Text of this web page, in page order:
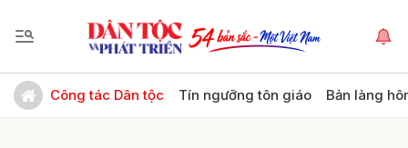
Công tác Dân tộc Tín ngưỡng tôn giáo Bản làng
Gửi bình luận